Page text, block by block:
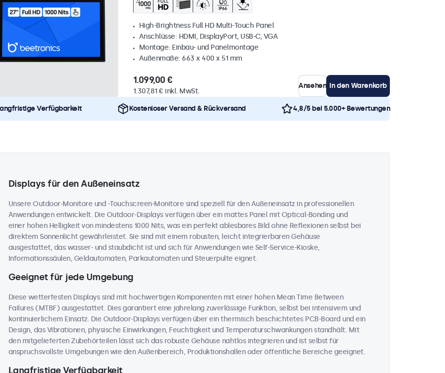
High-Brightness Full HD Multi-Touch Panel
Anschlüsse: HDMI, DisplayPort, USB-C, VGA
Montage: Einbau- und Panelmontage
Außenmaße: 663 x 400 x 51 mm
1.099,00 €
1.307,81 € inkl. MwSt.
Ansehen In den Warenkorb
Verfügbarkeit Kostenloser Versand & Rückversand 4,8/5 bei 5.000+ Bewertungen
Displays für den Außeneinsatz
Unsere Outdoor-Monitore und -Touchscreen-Monitore sind speziell für den Außeneinsatz in professionellen
Anwendungen entwickelt. Die Outdoor-Displays verfügen über ein mattes Panel mit Optical-Bonding und
einer hohen Helligkeit von mindestens 1000 Nits, was ein perfekt ablesbares Bild ohne Reflexionen selbst bei
direktem Sonnenlicht gewährleistet. Sie sind mit einem robusten, leicht integrierbaren Gehäuse
ausgestattet, das wasser- und staubdicht ist und sich für Anwendungen wie Self-Service-Kioske,
Informationssäulen, Geldautomaten, Parkautomaten und Steuerpulte eignet.
Geeignet für jede Umgebung
Diese wetterfesten Displays sind mit hochwertigen Komponenten mit einer hohen Mean Time Between
Failures (MTBF) ausgestattet. Dies garantiert eine jahrelang zuverlässige Funktion, selbst bei intensivem und
kontinuierlichem Einsatz. Die Outdoor-Displays verfügen über ein thermisch beschichtetes PCB-Board und ein
Design, das Vibrationen, physische Einwirkungen, Feuchtigkeit und Temperaturschwankungen standhält. Mit
den mitgelieferten Zubehörteilen lässt sich das robuste Gehäuse nahtlos integrieren und ist selbst für
anspruchsvollste Umgebungen wie den Außenbereich, Produktionshallen oder öffentliche Bereiche geeignet.
Langfristige Verfügbarkeit